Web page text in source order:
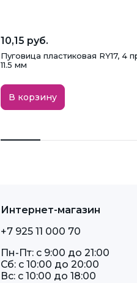
10,15 руб.
Пуговица пластиковая RY17, 4
11.5 мм
В корзину
Интернет-магазин
+7 925 11 000 70
Пн-Пт: c 9:00 до 21:00
Сб: c 10:00 до 20:00
Вс: c 10:00 до 18:00